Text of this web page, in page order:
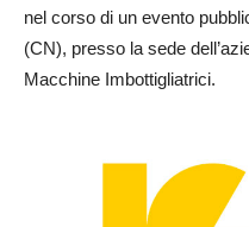
nel corso di un evento
(CN), presso la sede
Macchine Imbottigliatrici.